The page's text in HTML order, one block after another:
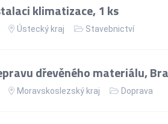
klimatizace, 1 ks
Ústecký kraj Stavebnictví
dřevěného materiálu,
Moravskoslezský kraj Doprava